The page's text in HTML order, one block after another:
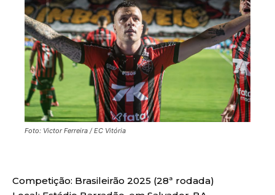
Foto: Victor Ferreira / EC Vitória
Competição: Brasileirão 2025 (28ª rodada)